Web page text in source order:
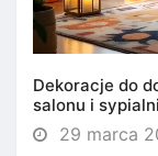
Dekoracje do
salonu i sypialni
29 marca